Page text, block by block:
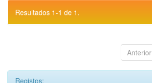
Resultados 1-1 de 1.
Anterior
Registos: